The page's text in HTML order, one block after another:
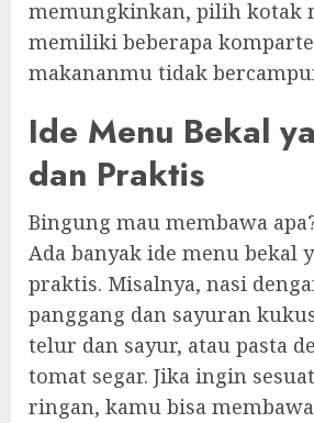
memungkinkan, pilih kotak
memiliki beberapa
makananmu tidak
Ide Menu Bekal
dan Praktis
Bingung mau membawa
Ada banyak ide menu bekal
praktis. Misalnya, nasi
panggang dan sayuran
telur dan sayur, atau pasta
tomat segar. Jika ingin
ringan, kamu bisa